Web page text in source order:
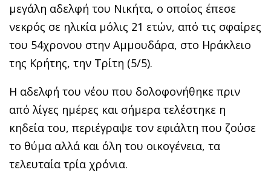
μεγάλη αδελφή του Νικήτα, ο οποίος έπεσε
νεκρός σε ηλικία μόλις 21 ετών, από τις σφαίρες
του 54χρονου στην Αμμουδάρα, στο Ηράκλειο
της Κρήτης, την Τρίτη (5/5).
Η αδελφή του νέου που δολοφονήθηκε πριν
από λίγες ημέρες και σήμερα τελέστηκε η
κηδεία του, περιέγραψε τον εφιάλτη που ζούσε
το θύμα αλλά και όλη του οικογένεια, τα
τελευταία τρία χρόνια.